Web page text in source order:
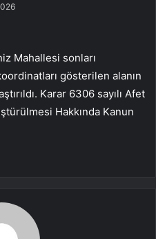
Mahallesi sonları
gösterilen alanın
Karar 6306 sayılı Afet
Hakkında Kanun